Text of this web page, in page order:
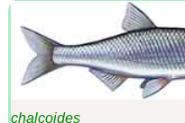
chalcoides